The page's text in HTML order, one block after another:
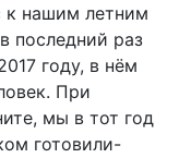
к нашим летним
последний раз
году, в нём
При
мы в тот год
готовили-